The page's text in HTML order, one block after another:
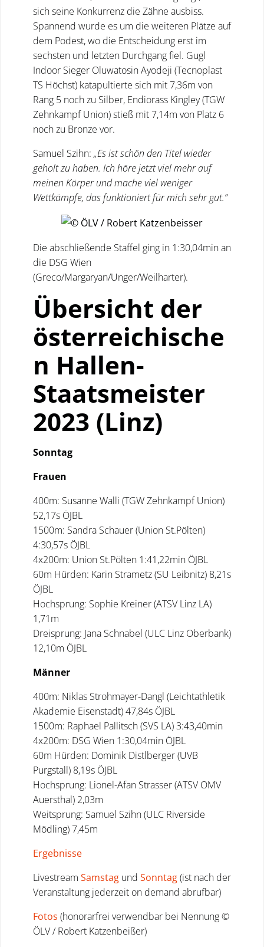
sich seine Konkurrenz die Zähne ausbiss.
Spannend wurde es um die weiteren Plätze auf
dem Podest, wo die Entscheidung erst im
sechsten und letzten Durchgang fiel. Gugl
Indoor Sieger Oluwatosin Ayodeji (Tecnoplast
TS Höchst) katapultierte sich mit 7,36m von
Rang 5 noch zu Silber, Endiorass Kingley (TGW
Zehnkampf Union) stieß mit 7,14m von Platz 6
noch zu Bronze vor.
Samuel Szihn: „Es ist schön den Titel wieder
geholt zu haben. Ich höre jetzt viel mehr auf
meinen Körper und mache viel weniger
Wettkämpfe, das funktioniert für mich sehr gut.“
Die abschließende Staffel ging in 1:30,04min an
die DSG Wien
(Greco/Margaryan/Unger/Weilharter).
Übersicht der
österreichische
n Hallen-
Staatsmeister
2023 (Linz)
Sonntag
Frauen
400m: Susanne Walli (TGW Zehnkampf Union)
52,17s ÖJBL
1500m: Sandra Schauer (Union St.Pölten)
4:30,57s ÖJBL
4x200m: Union St.Pölten 1:41,22min ÖJBL
60m Hürden: Karin Strametz (SU Leibnitz) 8,21s
ÖJBL
Hochsprung: Sophie Kreiner (ATSV Linz LA)
1,71m
Dreisprung: Jana Schnabel (ULC Linz Oberbank)
12,10m ÖJBL
Männer
400m: Niklas Strohmayer-Dangl (Leichtathletik
Akademie Eisenstadt) 47,84s ÖJBL
1500m: Raphael Pallitsch (SVS LA) 3:43,40min
4x200m: DSG Wien 1:30,04min ÖJBL
60m Hürden: Dominik Distlberger (UVB
Purgstall) 8,19s ÖJBL
Hochsprung: Lionel-Afan Strasser (ATSV OMV
Auersthal) 2,03m
Weitsprung: Samuel Szihn (ULC Riverside
Mödling) 7,45m
Ergebnisse
Livestream Samstag und Sonntag(ist nach der
Veranstaltung jederzeit on demand abrufbar)
Fotos (honorarfrei verwendbar bei Nennung ©
ÖLV / Robert Katzenbeißer)